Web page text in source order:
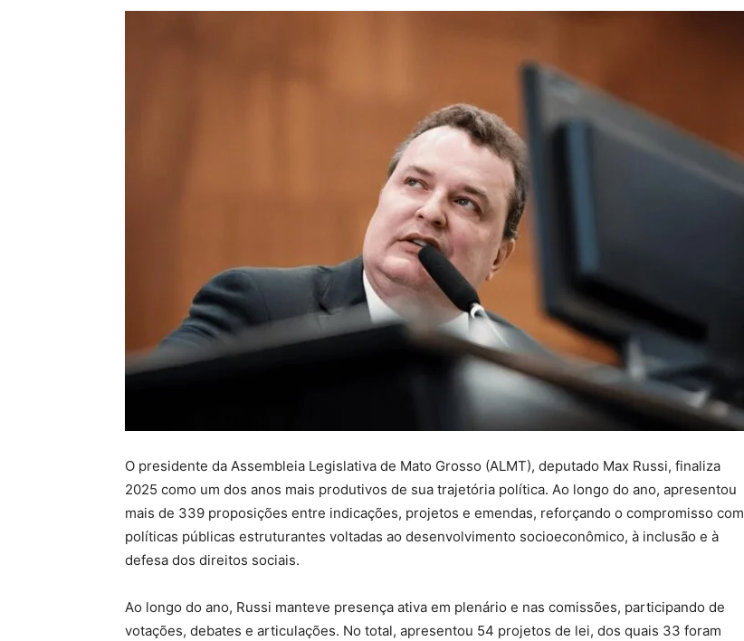
O presidente da Assembleia Legislativa de Mato Grosso (ALMT), deputado Max Russi, finaliza
2025 como um dos anos mais produtivos de sua trajetória política. Ao longo do ano, apresentou
mais de 339 proposições entre indicações, projetos e emendas, reforçando o compromisso com
políticas públicas estruturantes voltadas ao desenvolvimento socioeconômico, à inclusão e à
defesa dos direitos sociais.
Ao longo do ano, Russi manteve presença ativa em plenário e nas comissões, participando de
votações, debates e articulações. No total, apresentou 54 projetos de lei, dos quais 33 foram